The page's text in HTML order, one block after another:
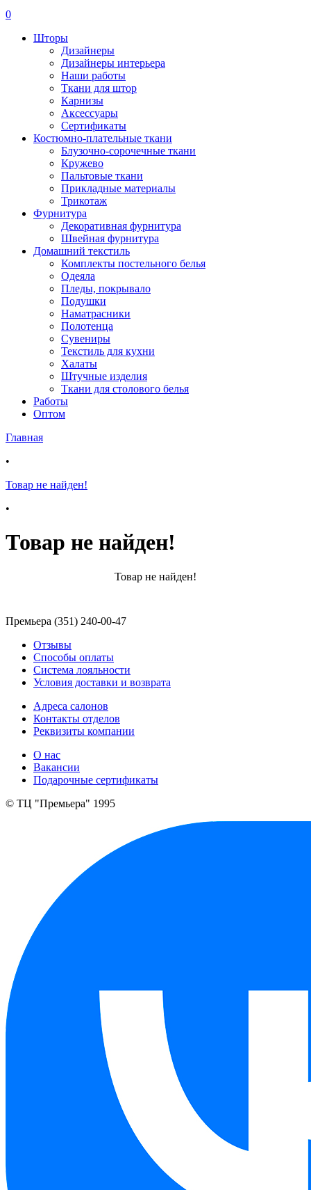
0
Шторы
Дизайнеры
Дизайнеры интерьера
Наши работы
Ткани для штор
Карнизы
Аксессуары
Сертификаты
Костюмно-плательные ткани
Блузочно-сорочечные ткани
Кружево
Пальтовые ткани
Прикладные материалы
Трикотаж
Фурнитура
Декоративная фурнитура
Швейная фурнитура
Домашний текстиль
Комплекты постельного белья
Одеяла
Пледы, покрывало
Подушки
Наматрасники
Полотенца
Сувениры
Текстиль для кухни
Халаты
Штучные изделия
Ткани для столового белья
Работы
Оптом
Главная
•
Товар не найден!
•
Товар не найден!
Товар не найден!
Премьера (351) 240-00-47
Отзывы
Способы оплаты
Система лояльности
Условия доставки и возврата
Адреса салонов
Контакты отделов
Реквизиты компании
О нас
Вакансии
Подарочные сертификаты
© ТЦ "Премьера" 1995